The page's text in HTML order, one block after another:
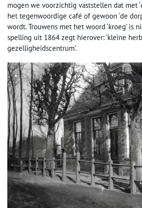
mogen we voorzichtig vaststellen dat met
het tegenwoordige café of gewoon ‘de
wordt. Trouwens met het woord ‘kroeg’ is
spelling uit 1864 zegt hierover: ‘kleine
gezelligheidscentrum’.